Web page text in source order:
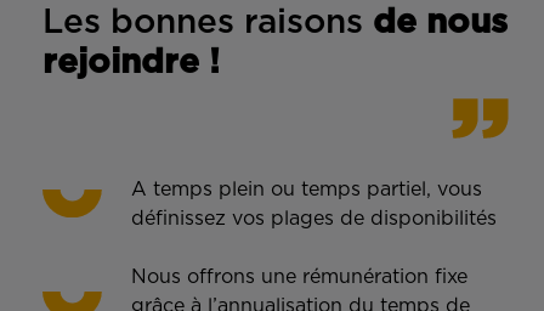
Les bonnes raisons de nous
rejoindre !
A temps plein ou temps partiel, vous
définissez vos plages de disponibilités
Nous offrons une rémunération fixe
grâce à l’annualisation du temps de